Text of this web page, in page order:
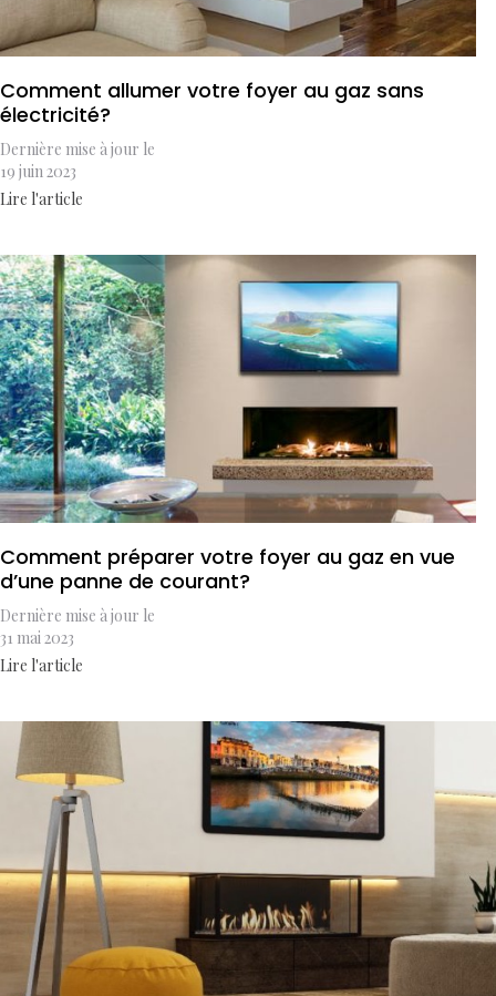
Comment allumer votre foyer au gaz sans
électricité?
Dernière mise à jour le
19 juin 2023
Lire l'article
Comment préparer votre foyer au gaz en vue
d’une panne de courant?
Dernière mise à jour le
31 mai 2023
Lire l'article